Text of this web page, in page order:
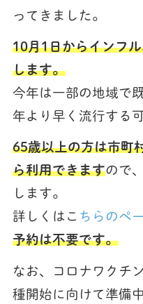
ってきました。
10月1日からインフ
します。
今年は一部の地域で
年より早く流行する
65歳以上の方は市町
ら利用できますので
します。
詳しくはこ ちらのペ
予約は不要です。
なお、コロナワクチ
種開始に向けて準備中